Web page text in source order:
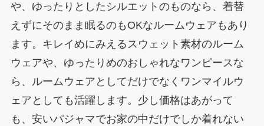
や、ゆったりとしたシルエットのものなら、着替
えずにそのまま眠るのもOKなルームウェアもあり
ます。キレイめにみえるスウェット素材のルーム
ウェアや、ゆったりめのおしゃれなワンピースな
ら、ルームウェアとしてだけでなくワンマイルウ
ェアとしても活躍します。少し価格はあがって
も、安いパジャマでお家の中だけでしか着れない